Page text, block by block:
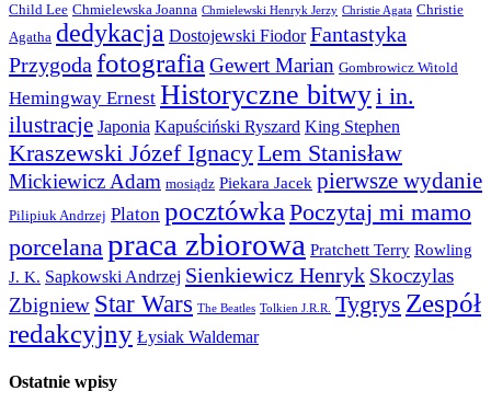
Child Lee Chmielewska Joanna Chmielewski Henryk Jerzy Christie Agata Christie
Agatha dedykacja Dostojewski Fiodor Fantastyka
Przygoda fotografia Gewert Marian Gombrowicz Witold
Hemingway Ernest Historyczne bitwyi in.
ilustracje Japonia Kapuściński Ryszard King Stephen
Kraszewski Józef IgnacyLem Stanisław
Mickiewicz Adam mosiądz Piekara Jacek pierwsze wydanie
Pilipiuk Andrzej Platon pocztówka Poczytaj mi mamo
porcelanapraca zbiorowa Pratchett Terry Rowling
J. K. Sapkowski Andrzej Sienkiewicz Henryk Skoczylas
Zbigniew Star Wars The Beatles Tolkien J.R.R. Tygrys Zespół
redakcyjny Łysiak Waldemar
Ostatnie wpisy